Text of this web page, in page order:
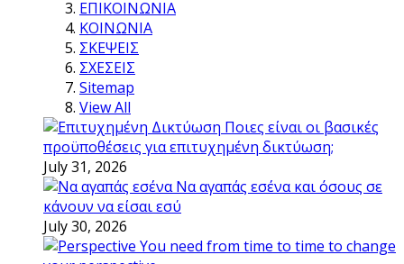
ΕΠΙΚΟΙΝΩΝΙΑ
ΚΟΙΝΩΝΙΑ
ΣΚΕΨΕΙΣ
ΣΧΕΣΕΙΣ
Sitemap
View All
Ποιες είναι οι βασικές
προϋποθέσεις για επιτυχημένη δικτύωση;
July 31, 2026
Να αγαπάς εσένα και όσους σε
κάνουν να είσαι εσύ
July 30, 2026
You need from time to time to change